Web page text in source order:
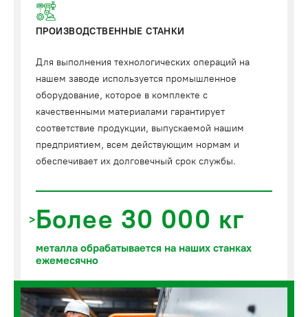
ПРОИЗВОДСТВЕННЫЕ СТАНКИ
Для выполнения технологических операций на
нашем заводе используется промышленное
оборудование, которое в комплекте с
качественными материалами гарантирует
соответствие продукции, выпускаемой нашим
предприятием, всем действующим нормам и
обеспечивает их долговечный срок службы.
Более 30 000 кг
металла обрабатывается на наших станках
ежемесячно